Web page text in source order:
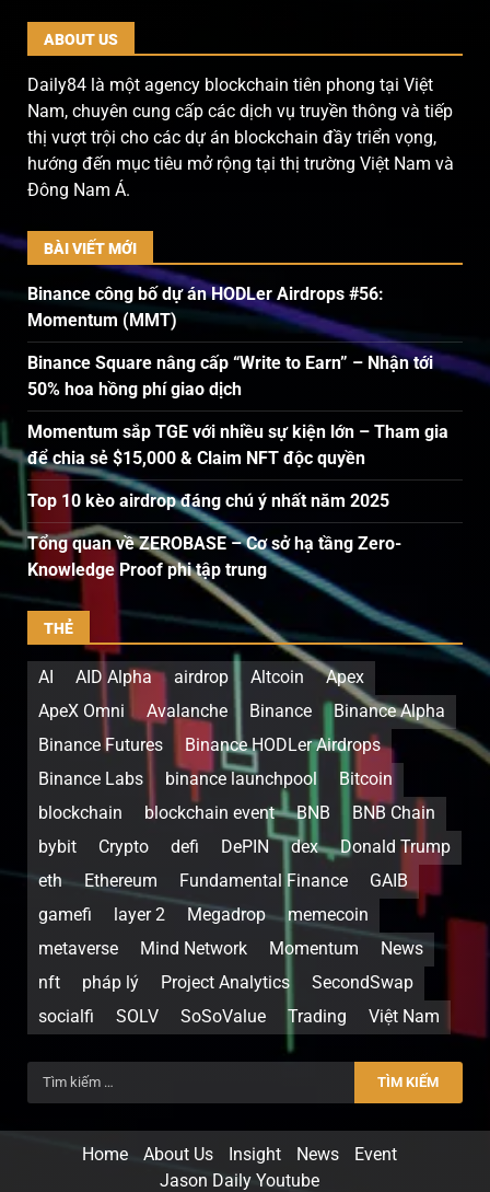
ABOUT US
Daily84 là một agency blockchain tiên phong tại Việt
Nam, chuyên cung cấp các dịch vụ truyền thông và tiếp
thị vượt trội cho các dự án blockchain đầy triển vọng,
hướng đến mục tiêu mở rộng tại thị trường Việt Nam và
Đông Nam Á.
BÀI VIẾT MỚI
Binance công bố dự án HODLer Airdrops #56:
Momentum (MMT)
Binance Square nâng cấp “Write to Earn” – Nhận tới
50% hoa hồng phí giao dịch
Momentum sắp TGE với nhiều sự kiện lớn – Tham gia
để chia sẻ $15,000 & Claim NFT độc quyền
Top 10 kèo airdrop đáng chú ý nhất năm 2025
Tổng quan về ZEROBASE – Cơ sở hạ tầng Zero-
Knowledge Proof phi tập trung
THẺ
AI AID Alpha airdrop Altcoin
Apex
ApeX Omni
Avalanche Binance
Binance Alpha
Binance Futures
Binance HODLer Airdrops
Binance Labs
binance launchpool
Bitcoin
blockchain
blockchain event BNB
BNB Chain
bybit
Crypto defi DePIN dex
Donald Trump
eth
Ethereum Fundamental Finance
GAIB
gamefi
layer 2 Megadrop
memecoin
metaverse
Mind Network Momentum
News
nft
pháp lý Project Analytics
SecondSwap
socialfi
SOLV SoSoValue Trading Việt Nam
Home About Us Insight News
Event
Jason Daily Youtube